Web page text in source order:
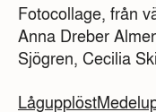
Fotocollage, från
Anna Dreber
Sjögren, Cecilia
Lågupplöst